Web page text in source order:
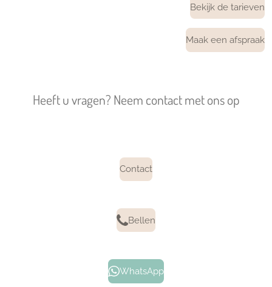
Bekijk de tarieven
Maak een afspraak
Heeft u vragen? Neem contact met ons op
Contact
Bellen
WhatsApp